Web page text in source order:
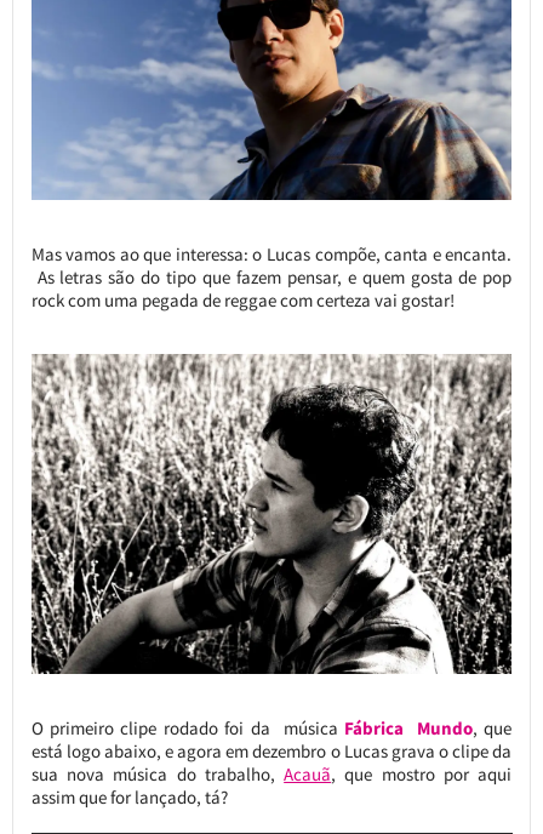
Mas vamos ao que interessa: o Lucas compõe, canta e encanta.
As letras são do tipo que fazem pensar, e quem gosta de pop
rock com uma pegada de reggae com certeza vai gostar!
O primeiro clipe rodado foi da música Fábrica Mundo, que
está logo abaixo, e agora em dezembro o Lucas grava o clipe da
sua nova música do trabalho,Acauã, que mostro por aqui
assim que for lançado, tá?